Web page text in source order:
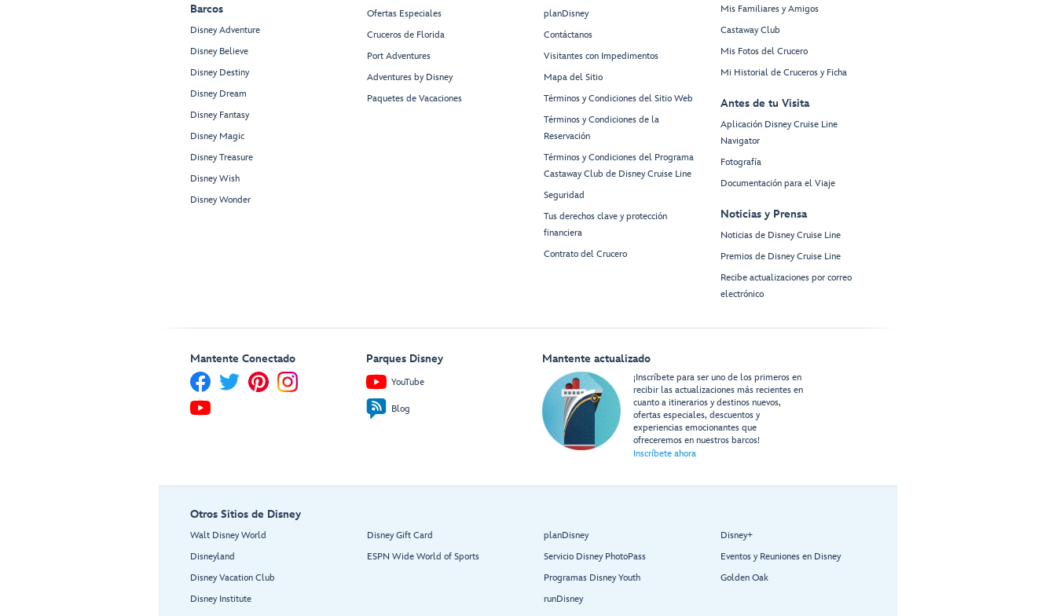
Barcos
Disney Adventure
Disney Believe
Disney Destiny
Disney Dream
Disney Fantasy
Disney Magic
Disney Treasure
Disney Wish
Disney Wonder
Ofertas Especiales
Cruceros de Florida
Port Adventures
Adventures by Disney
Paquetes de Vacaciones
planDisney
Contáctanos
Visitantes con Impedimentos
Mapa del Sitio
Términos y Condiciones del Sitio Web
Términos y Condiciones de la
Reservación
Términos y Condiciones del Programa
Castaway Club de Disney Cruise Line
Seguridad
Tus derechos clave y protección
financiera
Contrato del Crucero
Mis Familiares y Amigos
Castaway Club
Mis Fotos del Crucero
Mi Historial de Cruceros y Ficha
Antes de tu Visita
Aplicación Disney Cruise Line
Navigator
Fotografía
Documentación para el Viaje
Noticias y Prensa
Noticias de Disney Cruise Line
Premios de Disney Cruise Line
Recibe actualizaciones por correo
electrónico
Mantente Conectado Parques Disney
YouTube
Blog
Mantente actualizado
¡Inscríbete para ser uno de los primeros en
recibir las actualizaciones más recientes en
cuanto a itinerarios y destinos nuevos,
ofertas especiales, descuentos y
experiencias emocionantes que
ofreceremos en nuestros barcos!
Inscríbete ahora
Otros Sitios de Disney
Walt Disney World
Disneyland
Disney Vacation Club
Disney Institute
Disney Gift Card
ESPN Wide World of Sports
planDisney
Servicio Disney PhotoPass
Programas Disney Youth
runDisney
Disney+
Eventos y Reuniones en Disney
Golden Oak